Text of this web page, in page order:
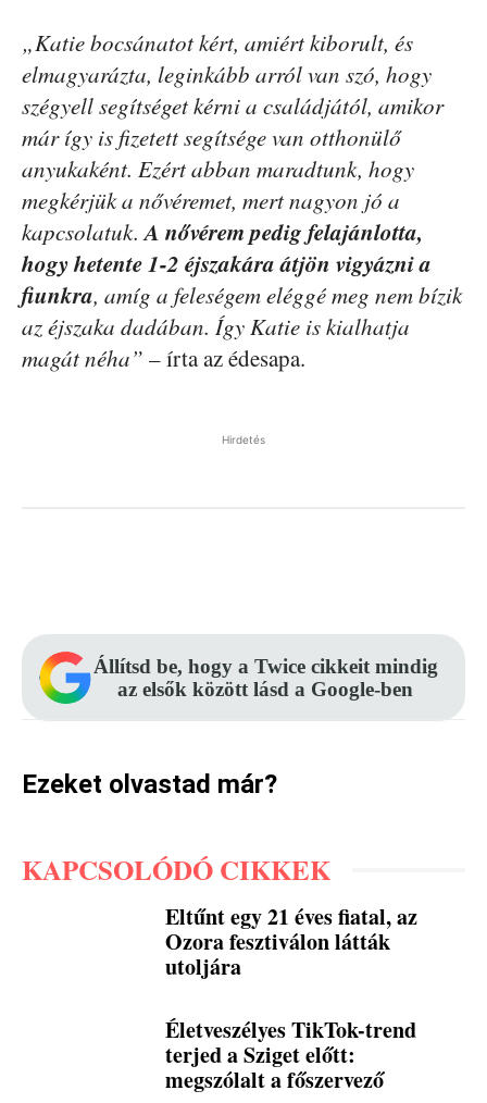
„Katie bocsánatot kért, amiért kiborult, és
elmagyarázta, leginkább arról van szó, hogy
szégyell segítséget kérni a családjától, amikor
már így is fizetett segítsége van otthonülő
anyukaként. Ezért abban maradtunk, hogy
megkérjük a nővéremet, mert nagyon jó a
kapcsolatuk.A nővérem pedig felajánlotta,
hogy hetente 1-2 éjszakára átjön vigyázni a
fiunkra, amíg a feleségem eléggé meg nem bízik
az éjszaka dadában. Így Katie is kialhatja
magát néha” – írta az édesapa.
Hirdetés
Állítsd be, hogy a Twice cikkeit mindig
az elsők között lásd a Google-ben
Ezeket olvastad már?
KAPCSOLÓDÓ CIKKEK
Eltűnt egy 21 éves fiatal, az
Ozora fesztiválon látták
utoljára
Életveszélyes TikTok-trend
terjed a Sziget előtt:
megszólalt a főszervező